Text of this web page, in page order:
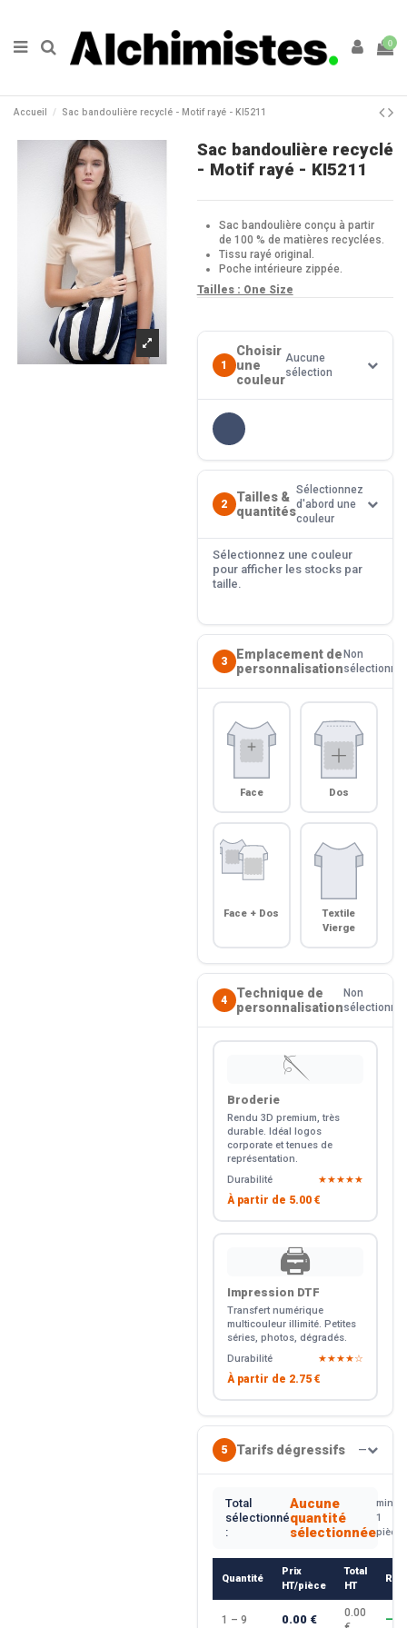
0
Accueil Sac bandoulière recyclé - Motif rayé - KI5211
Sac bandoulière recyclé
- Motif rayé - KI5211
Sac bandoulière conçu à partir
de 100 % de matières recyclées.
Tissu rayé original.
Poche intérieure zippée.
Tailles : One Size
1
Choisir
une
couleur
Aucune
sélection
2
Tailles &
quantités
Sélectionnez
d'abord une
couleur
Sélectionnez une couleur
pour afficher les stocks par
taille.
3
Emplacement de
personnalisation
Non
sélectionné
Face Dos
Face + Dos
Textile
Vierge
4
Technique de
personnalisation
Non
sélectionné
🪡
Broderie
Rendu 3D premium, très
durable. Idéal logos
corporate et tenues de
représentation.
Durabilité
★★★★★
À partir de 5.00 €
🖨️
Impression DTF
Transfert numérique
multicouleur illimité. Petites
séries, photos, dégradés.
Durabilité
★★★★☆
À partir de 2.75 €
5 Tarifs dégressifs —
Total
sélectionné
:
Aucune
quantité
sélectionnée
min.
1
pièce
Quantité
Prix
HT/pièce
Total
HT
1 – 9 0.00 €
0.00
—